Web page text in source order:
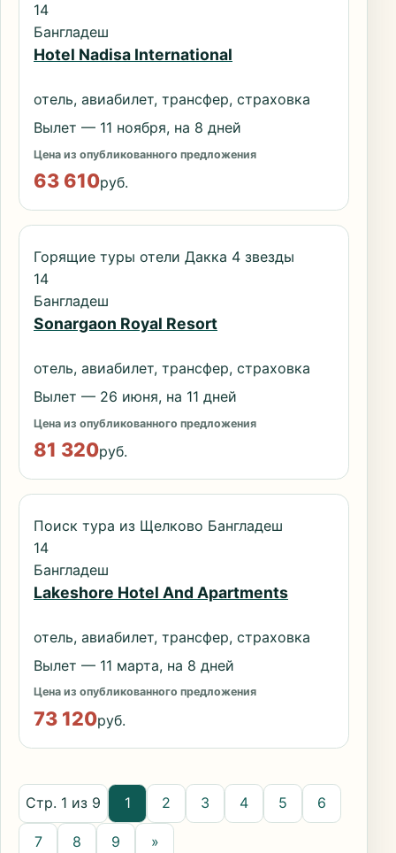
14
Бангладеш
Hotel Nadisa International
отель, авиабилет, трансфер, страховка
Вылет — 11 ноября, на 8 дней
Цена из опубликованного предложения
63 610руб.
Горящие туры отели Дакка 4 звезды
14
Бангладеш
Sonargaon Royal Resort
отель, авиабилет, трансфер, страховка
Вылет — 26 июня, на 11 дней
Цена из опубликованного предложения
81 320руб.
Поиск тура из Щелково Бангладеш
14
Бангладеш
Lakeshore Hotel And Apartments
отель, авиабилет, трансфер, страховка
Вылет — 11 марта, на 8 дней
Цена из опубликованного предложения
73 120руб.
Стр. 1 из 9 1 2 3 4 5 6
7 8 9 »